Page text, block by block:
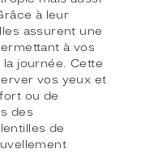
à leur
assurent une
à vos
journée. Cette
vos yeux et
ou de
des
de